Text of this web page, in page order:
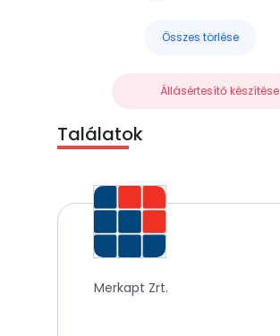
Összes törlése
Állásértesítő készítése
Találatok
Merkapt Zrt.